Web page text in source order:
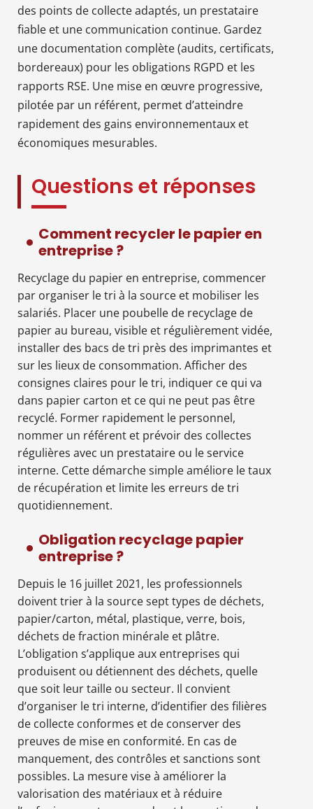
des points de collecte adaptés, un prestataire
fiable et une communication continue. Gardez
une documentation complète (audits, certificats,
bordereaux) pour les obligations RGPD et les
rapports RSE. Une mise en œuvre progressive,
pilotée par un référent, permet d’atteindre
rapidement des gains environnementaux et
économiques mesurables.
Questions et réponses
Comment recycler le papier en
entreprise ?
Recyclage du papier en entreprise, commencer
par organiser le tri à la source et mobiliser les
salariés. Placer une poubelle de recyclage de
papier au bureau, visible et régulièrement vidée,
installer des bacs de tri près des imprimantes et
sur les lieux de consommation. Afficher des
consignes claires pour le tri, indiquer ce qui va
dans papier carton et ce qui ne peut pas être
recyclé. Former rapidement le personnel,
nommer un référent et prévoir des collectes
régulières avec un prestataire ou le service
interne. Cette démarche simple améliore le taux
de récupération et limite les erreurs de tri
quotidiennement.
Obligation recyclage papier
entreprise ?
Depuis le 16 juillet 2021, les professionnels
doivent trier à la source sept types de déchets,
papier/carton, métal, plastique, verre, bois,
déchets de fraction minérale et plâtre.
L’obligation s’applique aux entreprises qui
produisent ou détiennent des déchets, quelle
que soit leur taille ou secteur. Il convient
d’organiser le tri interne, d’identifier des filières
de collecte conformes et de conserver des
preuves de mise en conformité. En cas de
manquement, des contrôles et sanctions sont
possibles. La mesure vise à améliorer la
valorisation des matériaux et à réduire